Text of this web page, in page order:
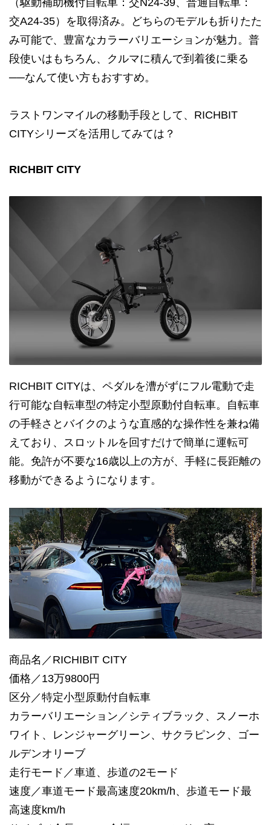
（駆動補助機付自転車：交N24-39、普通自転車：
交A24-35）を取得済み。どちらのモデルも折りたた
み可能で、豊富なカラーバリエーションが魅力。普
段使いはもちろん、クルマに積んで到着後に乗る
──なんて使い方もおすすめ。
ラストワンマイルの移動手段として、RICHBIT
CITYシリーズを活用してみては？
RICHBIT CITY
RICHBIT CITYは、ペダルを漕がずにフル電動で走
行可能な自転車型の特定小型原動付自転車。自転車
の手軽さとバイクのような直感的な操作性を兼ね備
えており、スロットルを回すだけで簡単に運転可
能。免許が不要な16歳以上の方が、手軽に長距離の
移動ができるようになります。
商品名／RICHIBIT CITY
価格／13万9800円
区分／特定小型原動付自転車
カラーバリエーション／シティブラック、スノーホ
ワイト、レンジャーグリーン、サクラピンク、ゴー
ルデンオリーブ
走行モード／車道、歩道の2モード
速度／車道モード最高速度20km/h、歩道モード最
高速度km/h